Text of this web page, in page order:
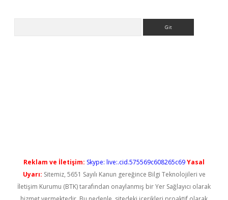
Reklam ve İletişim: Skype: live:.cid.575569c608265c69Yasal
Uyarı: Sitemiz, 5651 Sayılı Kanun gereğince Bilgi Teknolojileri ve
İletişim Kurumu (BTK) tarafından onaylanmış bir Yer Sağlayıcı olarak